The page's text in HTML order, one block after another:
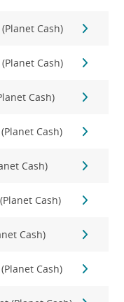
Cash)
Cash)
Cash)
Cash)
Cash)
Cash)
Cash)
Cash)